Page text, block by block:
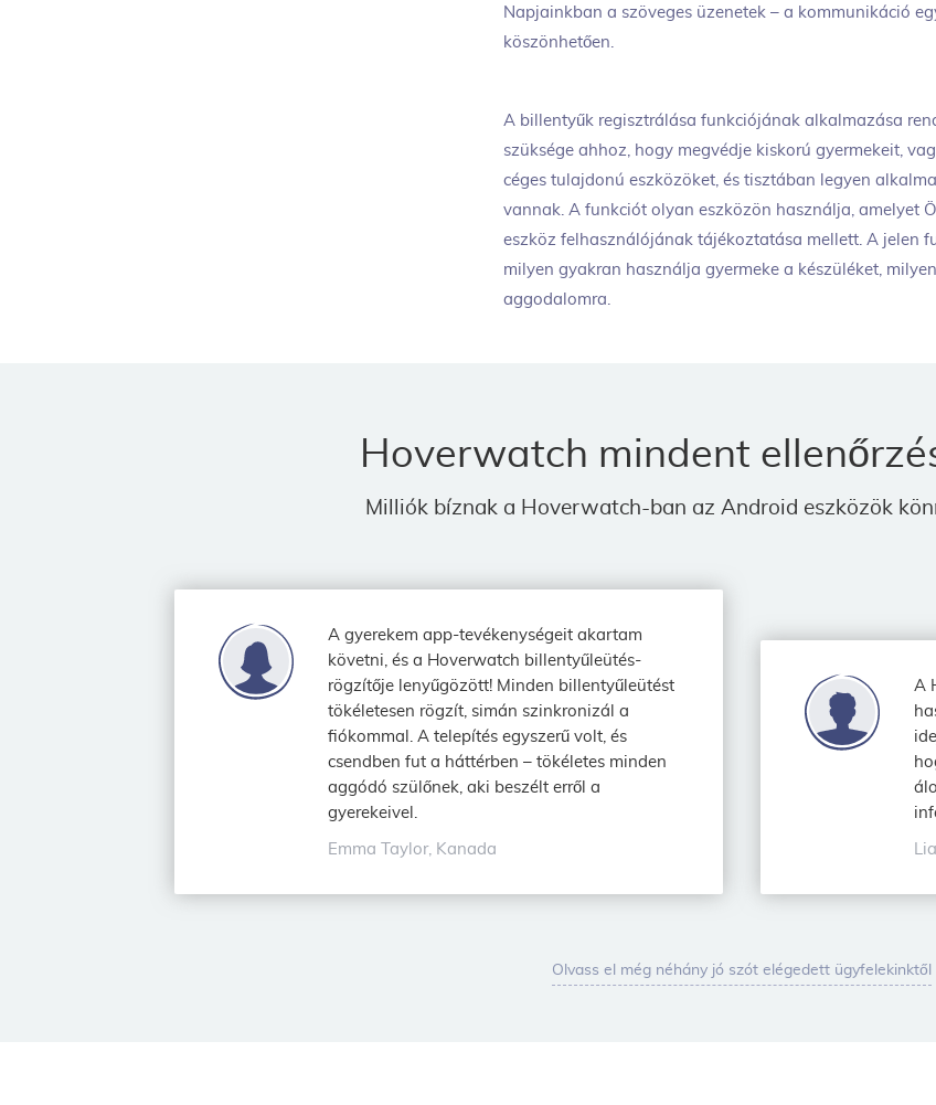
Napjainkban a szöveges üzenetek – a kommunikáció
köszönhetően.
A billentyűk regisztrálása funkciójának alkalmazása
szüksége ahhoz, hogy megvédje kiskorú gyermekeit,
céges tulajdonú eszközöket, és tisztában legyen
vannak. A funkciót olyan eszközön használja, amelyet
eszköz felhasználójának tájékoztatása mellett. A jelen
milyen gyakran használja gyermeke a készüléket,
aggodalomra.
Hoverwatch mindent
Milliók bíznak a Hoverwatch-ban az Android eszközök
A gyerekem app-tevékenységeit akartam
követni, és a Hoverwatch billentyűleütés-
rögzítője lenyűgözött! Minden billentyűleütést
tökéletesen rögzít, simán szinkronizál a
fiókommal. A telepítés egyszerű volt, és
csendben fut a háttérben – tökéletes minden
aggódó szülőnek, aki beszélt erről a
gyerekeivel.
Emma Taylor, Kanada
A
Olvass el még néhány jó szót elégedett ügyfelekinktől